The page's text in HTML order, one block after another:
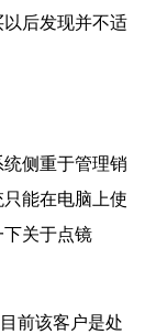
后发现并不适
侧重于管理销
能在电脑上使
关于点镜
前该客户是处